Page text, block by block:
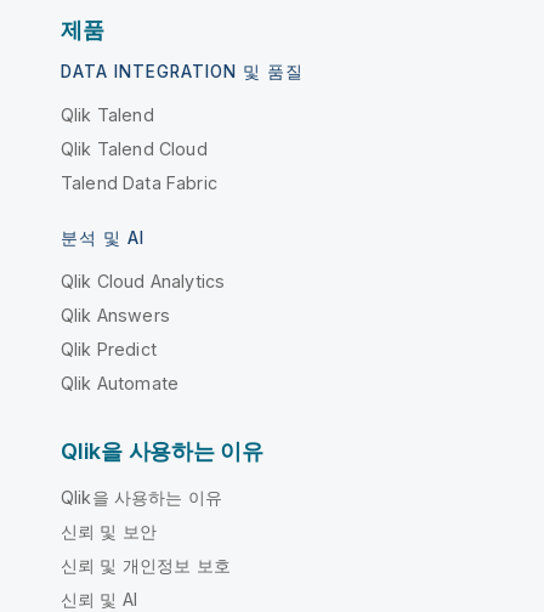
제품
DATA INTEGRATION 및 품질
Qlik Talend
Qlik Talend Cloud
Talend Data Fabric
분석 및 AI
Qlik Cloud Analytics
Qlik Answers
Qlik Predict
Qlik Automate
Qlik을 사용하는 이유
Qlik을 사용하는 이유
신뢰 및 보안
신뢰 및 개인정보 보호
신뢰 및 AI